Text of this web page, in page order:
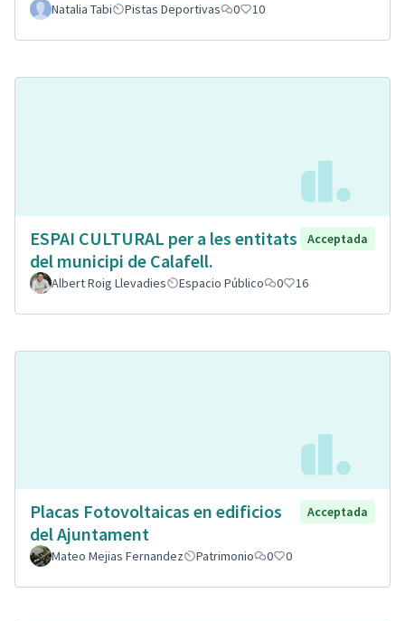
Natalia Tabi Pistas Deportivas 0 10
ESPAI CULTURAL per a les entitats
del municipi de Calafell.
Acceptada
Albert Roig Llevadies Espacio Público 0 16
Placas Fotovoltaicas en edificios
del Ajuntament
Acceptada
Mateo Mejias Fernandez Patrimonio 0 0